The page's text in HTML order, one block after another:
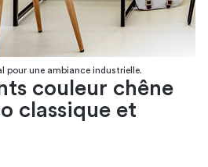
pour une ambiance industrielle.
couleur chêne
classique et